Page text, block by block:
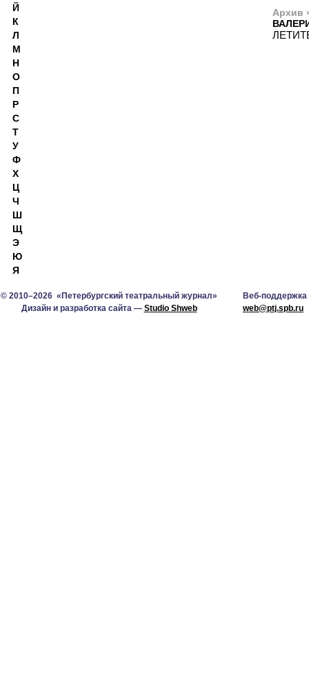
Архив
Й
К
Л
М
Н
О
П
Р
С
Т
У
Ф
Х
Ц
Ч
Ш
Щ
Э
Ю
Я
© 2010–2026 «Петербургский театральный журнал»
Дизайн и разработка сайта — Studio Shweb
Веб-поддержка
web@ptj.spb.ru